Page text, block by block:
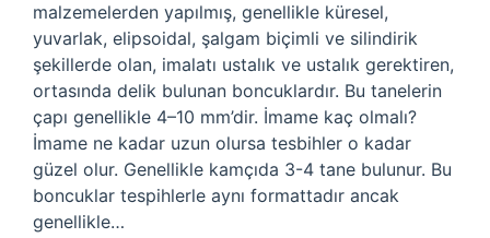
malzemelerden yapılmış, genellikle küresel,
yuvarlak, elipsoidal, şalgam biçimli ve silindirik
şekillerde olan, imalatı ustalık ve ustalık gerektiren,
ortasında delik bulunan boncuklardır. Bu tanelerin
çapı genellikle 4–10 mm’dir. İmame kaç olmalı?
İmame ne kadar uzun olursa tesbihler o kadar
güzel olur. Genellikle kamçıda 3-4 tane bulunur. Bu
boncuklar tespihlerle aynı formattadır ancak
genellikle…